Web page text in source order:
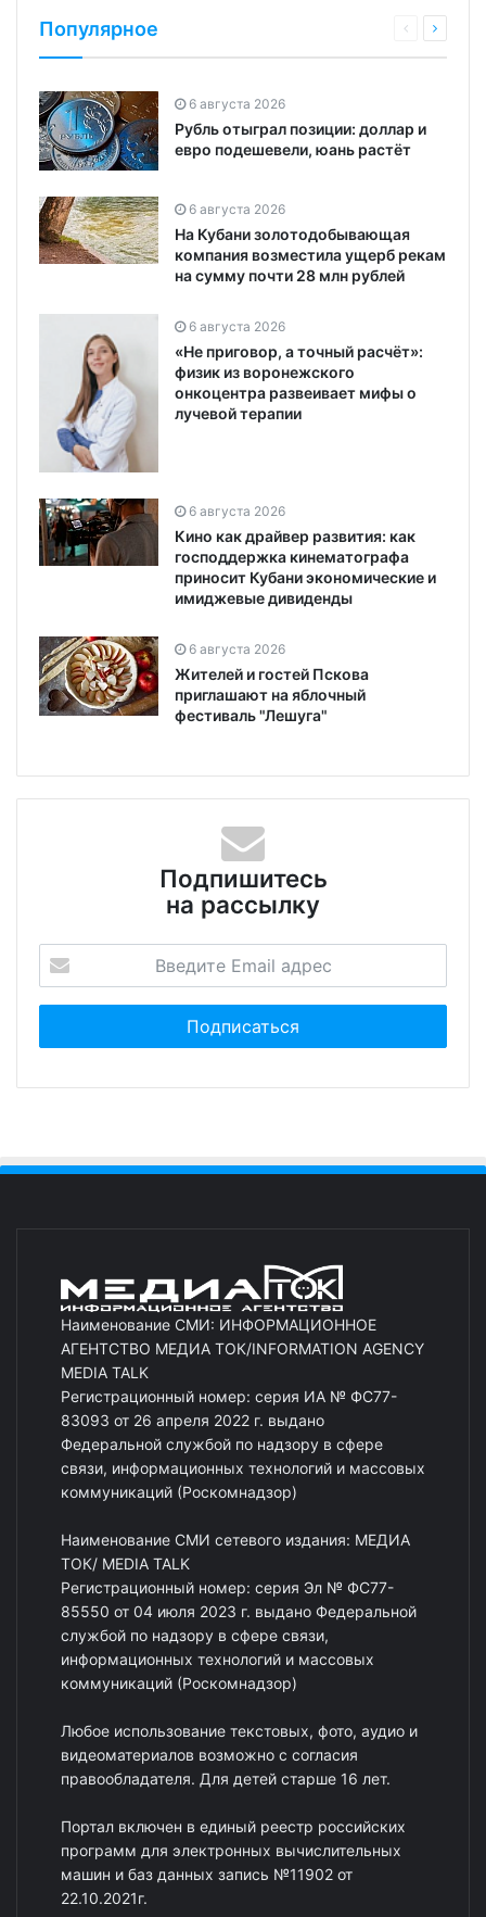
Популярное
6 августа 2026
Рубль отыграл позиции: доллар и
евро подешевели, юань растёт
6 августа 2026
На Кубани золотодобывающая
компания возместила ущерб рекам
на сумму почти 28 млн рублей
6 августа 2026
«Не приговор, а точный расчёт»:
физик из воронежского
онкоцентра развеивает мифы о
лучевой терапии
6 августа 2026
Кино как драйвер развития: как
господдержка кинематографа
приносит Кубани экономические и
имиджевые дивиденды
6 августа 2026
Жителей и гостей Пскова
приглашают на яблочный
фестиваль "Лешуга"
Подпишитесь
на рассылку
Наименование СМИ: ИНФОРМАЦИОННОЕ
АГЕНТСТВО МЕДИА ТОК/INFORMATION AGENCY
MEDIA TALK
Регистрационный номер: серия ИА № ФС77-
83093 от 26 апреля 2022 г. выдано
Федеральной службой по надзору в сфере
связи, информационных технологий и массовых
коммуникаций (Роскомнадзор)
Наименование СМИ сетевого издания: МЕДИА
ТОК/ MEDIA TALK
Регистрационный номер: серия Эл № ФС77-
85550 от 04 июля 2023 г. выдано Федеральной
службой по надзору в сфере связи,
информационных технологий и массовых
коммуникаций (Роскомнадзор)
Любое использование текстовых, фото, аудио и
видеоматериалов возможно с согласия
правообладателя. Для детей старше 16 лет.
Портал включен в единый реестр российских
программ для электронных вычислительных
машин и баз данных запись №11902 от
22.10.2021г.